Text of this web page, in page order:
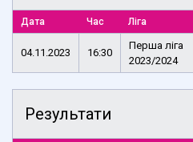
Дата Час Ліга
04.11.2023 16:30
Перша ліга
2023/2024
Результати